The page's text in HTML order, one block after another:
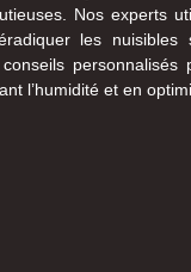
Nos experts
les
l’humidité et en